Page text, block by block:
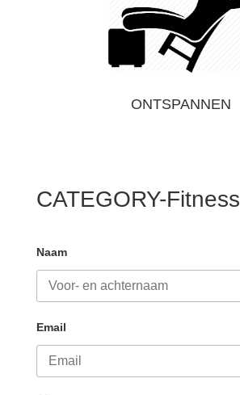
ONTSPANNEN
CATEGORY-Fitness
Naam
Email